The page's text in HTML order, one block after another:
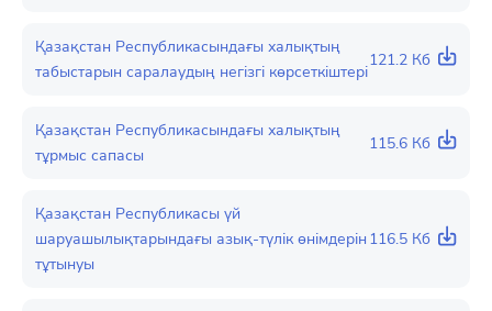
Қазақстан Республикасындағы халықтың
табыстарын саралаудың негізгі көрсеткіштері
121.2 Кб
Қазақстан Республикасындағы халықтың
тұрмыс сапасы
115.6 Кб
Қазақстан Республикасы үй
шаруашылықтарындағы азық-түлік өнімдерін
тұтынуы
116.5 Кб